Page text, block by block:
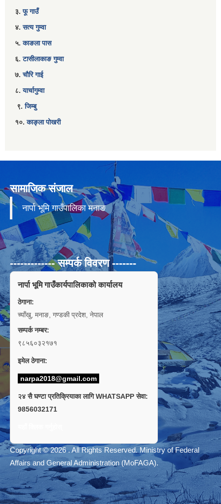
३.फू गाउँ
४.सत्य गुम्वा
५.काङला पास
६.टासीलाकाङ गुम्वा
७.चौरि गाई
८.यार्चागुम्वा
९.जिम्बु
१०.काङ्ला पोखरी
सामाजिक संजाल
नार्पा भूमि गाउँपालिका मनाङ
------------- सम्पर्क विवरण -------
नार्पा भूमि गाउँकार्यपालिकाको कार्यालय
ठेगाना:
च्याँखु, मनाङ, गण्डकी प्रदेश, नेपाल
सम्पर्क नम्बर:
९८५६०३२१७१
इमेल ठेगाना:
narpa2018@gmail.com
२४ सै घण्टा प्रतिक्रियाका लागि WHATSAPP सेवा:
9856032171
Copyright © 2026 . All Rights Reserved. Ministry of Federal
Affairs and General Administration (MoFAGA).